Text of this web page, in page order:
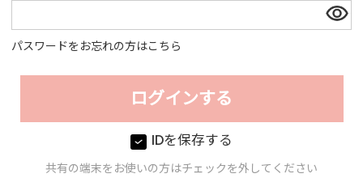
パスワードをお忘れの方はこちら
IDを保存する
共有の端末をお使いの方はチェックを外してください